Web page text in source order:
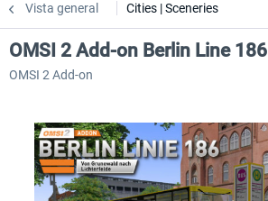
Vista general Cities | Sceneries
OMSI 2 Add-on Berlin Line 186
OMSI 2 Add-on